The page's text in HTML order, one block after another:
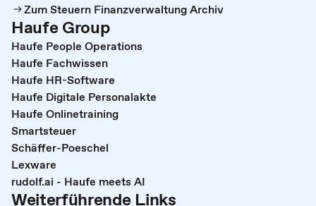
Zum Steuern Finanzverwaltung Archiv
Haufe Group
Haufe People Operations
Haufe Fachwissen
Haufe HR-Software
Haufe Digitale Personalakte
Haufe Onlinetraining
Smartsteuer
Schäffer-Poeschel
Lexware
rudolf.ai - Haufe meets AI
Weiterführende Links